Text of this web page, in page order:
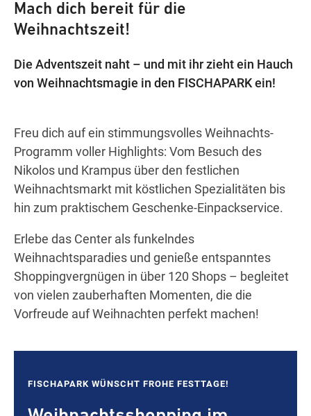
Mach dich bereit für die
Weihnachtszeit!
Die Adventszeit naht – und mit ihr zieht ein Hauch
von Weihnachtsmagie in den FISCHAPARK ein!
Freu dich auf ein stimmungsvolles Weihnachts-
Programm voller Highlights: Vom Besuch des
Nikolos und Krampus über den festlichen
Weihnachtsmarkt mit köstlichen Spezialitäten bis
hin zum praktischem Geschenke-Einpackservice.
Erlebe das Center als funkelndes
Weihnachtsparadies und genieße entspanntes
Shoppingvergnügen in über 120 Shops – begleitet
von vielen zauberhaften Momenten, die die
Vorfreude auf Weihnachten perfekt machen!
FISCHAPARK WÜNSCHT FROHE FESTTAGE!